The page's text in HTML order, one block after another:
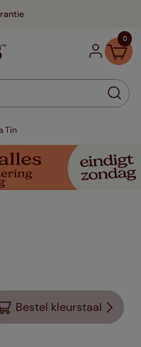
0
Tin
Bestel kleurstaal